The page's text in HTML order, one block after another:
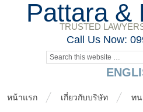
Pattara &
TRUSTED
Call Us Now:
หน้าแรก เกี่ยวกับบริษัท ทน